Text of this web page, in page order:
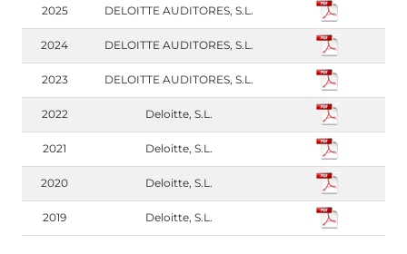
2025 DELOITTE AUDITORES, S.L.
2024 DELOITTE AUDITORES, S.L.
2023 DELOITTE AUDITORES, S.L.
2022 Deloitte, S.L.
2021 Deloitte, S.L.
2020 Deloitte, S.L.
2019 Deloitte, S.L.